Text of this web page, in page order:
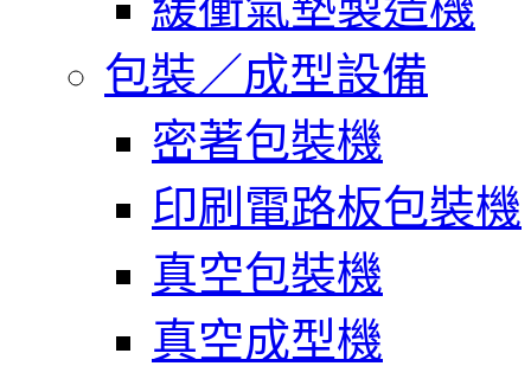
包裝／成型設備
密著包裝機
印刷電路板包裝機
真空包裝機
真空成型機